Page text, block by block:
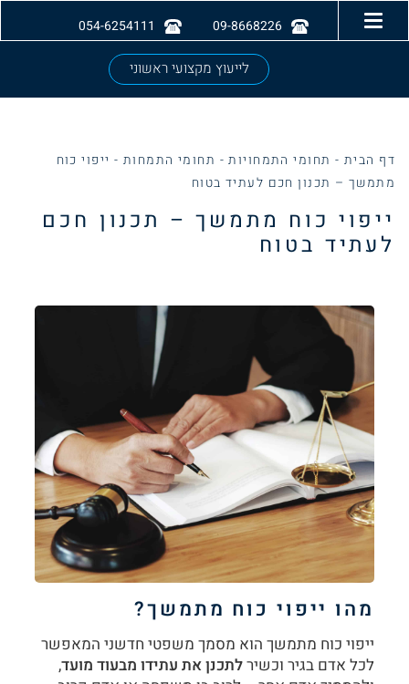
09-8668226
054-6254111
לייעוץ מקצועי ראשוני
דף הבית - תחומי התמחויות- תחומי התמחות - ייפוי כוח
מתמשך – תכנון חכם לעתיד בטוח
ייפוי כוח מתמשך – תכנון חכם
לעתיד בטוח
מהו ייפוי כוח מתמשך?
ייפוי כוח מתמשך הוא מסמך משפטי חדשני המאפשר
לכל אדם בגיר וכשירלתכנן את עתידו מבעוד מועד,